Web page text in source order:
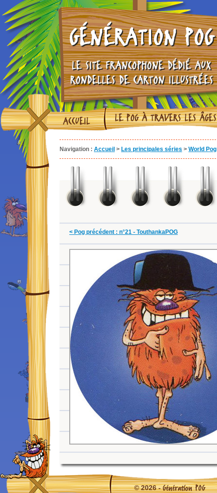
GÉNÉRATION POG
LE SITE FRANCOPHONE DÉDIÉ AUX
RONDELLES DE CARTON ILLUSTRÉES
ACCUEIL LE POG À TRAVERS LES ÂGES
Navigation : Accueil > Les principales séries > World
< Pog précédent : n°21 - TouthankaPOG
© 2026 -Génération POG